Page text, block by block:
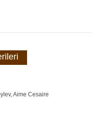
Aime Cesaire